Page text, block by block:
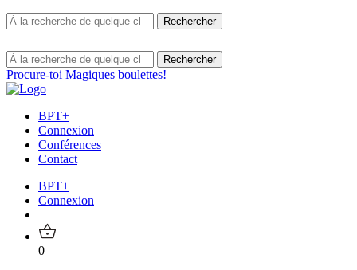
Procure-toi Magiques boulettes!
BPT+
Connexion
Conférences
Contact
BPT+
Connexion
0